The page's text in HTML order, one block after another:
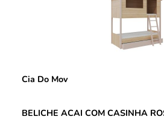
Cia Do Mov
BELICHE ACAI COM CASINHA